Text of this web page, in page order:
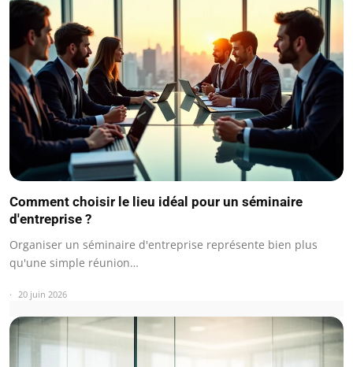
Comment choisir le lieu idéal pour un séminaire
d'entreprise ?
Organiser un séminaire d'entreprise représente bien plus
qu'une simple réunion…
20 juin 2026